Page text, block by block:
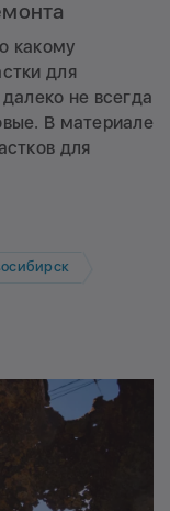
какому
для
не всегда
В материале
для